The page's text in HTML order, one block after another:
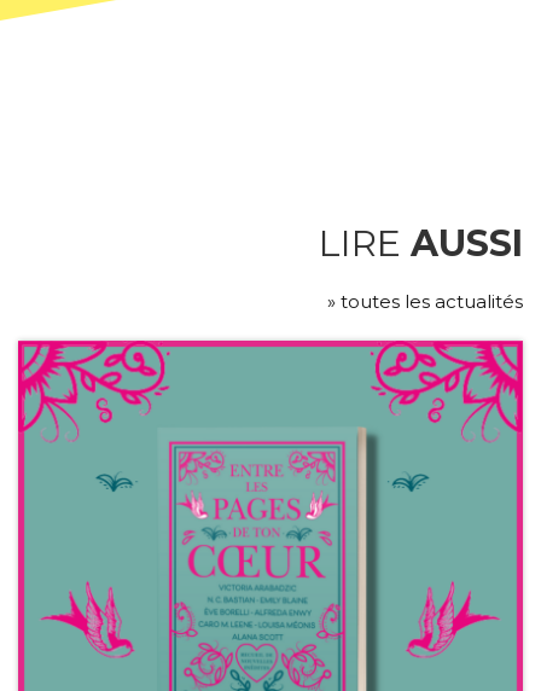
LIRE AUSSI
» toutes les actualités